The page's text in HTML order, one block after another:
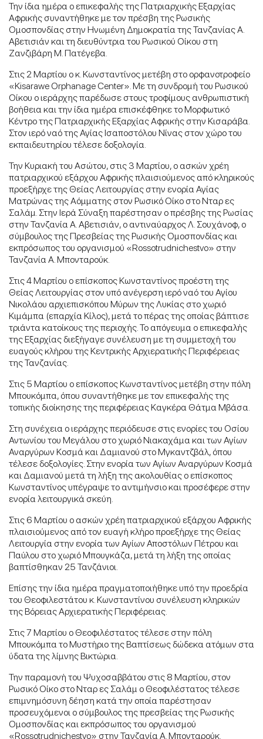
Την ίδια ημέρα ο επικεφαλής της Πατριαρχικής Εξαρχίας
Αφρικής συναντήθηκε με τον πρέσβη της Ρωσικής
Ομοσπονδίας στην Ηνωμένη Δημοκρατία της Τανζανίας Α.
Αβετισιάν και τη διευθύντρια του Ρωσικού Οίκου στη
Ζανζιβάρη Μ. Πατέγεβα.
Στις 2 Μαρτίου ο κ. Κωνσταντίνος μετέβη στο ορφανοτροφείο
«Kisarawe Orphanage Center». Με τη συνδρομή του Ρωσικού
Οίκου ο ιεράρχης παρέδωσε στους τροφίμους ανθρωπιστική
βοήθεια και την ίδια ημέρα επισκέφθηκε το Μορφωτικό
Κέντρο της Πατριαρχικής Εξαρχίας Αφρικής στην Κισαράβα.
Στον ιερό ναό της Αγίας Ισαποστόλου Νίνας στον χώρο του
εκπαιδευτηρίου τέλεσε δοξολογία.
Την Κυριακή του Ασώτου, στις 3 Μαρτίου, ο ασκών χρέη
πατριαρχικού εξάρχου Αφρικής πλαισιούμενος από κληρικούς
προεξήρχε της Θείας Λειτουργίας στην ενορία Αγίας
Ματρώνας της Αόμματης στον Ρωσικό Οίκο στο Νταρ ες
Σαλάμ. Στην Ιερά Σύναξη παρέστησαν ο πρέσβης της Ρωσίας
στην Τανζανία Α. Αβετισιάν, ο αντιναύαρχος Λ. Σουχάνοφ, ο
σύμβουλος της Πρεσβείας της Ρωσικής Ομοσπονδίας και
εκπρόσωπος του οργανισμού «Rossotrudnichestvo» στην
Τανζανία Α. Μπονταρούκ.
Στις 4 Μαρτίου ο επίσκοπος Κωνσταντίνος προέστη της
Θείας Λειτουργίας στον υπό ανέγερση ιερό ναό του Αγίου
Νικολάου αρχιεπισκόπου Μύρων της Λυκίας στο χωριό
Κιμάμπα (επαρχία Κίλος), μετά το πέρας της οποίας βάπτισε
τριάντα κατοίκους της περιοχής. Το απόγευμα ο επικεφαλής
της Εξαρχίας διεξήγαγε συνέλευση με τη συμμετοχή του
ευαγούς κλήρου της Κεντρικής Αρχιερατικής Περιφέρειας
της Τανζανίας.
Στις 5 Μαρτίου ο επίσκοπος Κωνσταντίνος μετέβη στην πόλη
Μπουκόμπα, όπου συναντήθηκε με τον επικεφαλής της
τοπικής διοίκησης της περιφέρειας Καγκέρα Θάτμα Μβάσα.
Στη συνέχεια ο ιεράρχης περιόδευσε στις ενορίες του Οσίου
Αντωνίου του Μεγάλου στο χωριό Νιακαχάμα και των Αγίων
Αναργύρων Κοσμά και Δαμιανού στο Μγκαντζβάλ, όπου
τέλεσε δοξολογίες. Στην ενορία των Αγίων Αναργύρων Κοσμά
και Δαμιανού μετά τη λήξη της ακολουθίας ο επίσκοπος
Κωνσταντίνος υπέγραψε το αντιμήνσιο και προσέφερε στην
ενορία λειτουργικά σκεύη.
Στις 6 Μαρτίου ο ασκών χρέη πατριαρχικού εξάρχου Αφρικής
πλαισιούμενος από τον ευαγή κλήρο προεξήρχε της Θείας
Λειτουργία στην ενορία των Αγίων Αποστόλων Πέτρου και
Παύλου στο χωριό Μπουγκάζα, μετά τη λήξη της οποίας
βαπτίσθηκαν 25 Τανζάνιοι.
Επίσης την ίδια ημέρα πραγματοποιήθηκε υπό την προεδρία
του Θεοφιλεστάτου κ. Κωνσταντίνου συνέλευση κληρικών
της Βόρειας Αρχιερατικής Περιφέρειας.
Στις 7 Μαρτίου ο Θεοφιλέστατος τέλεσε στην πόλη
Μπουκόμπα το Μυστήριο της Βαπτίσεως δώδεκα ατόμων στα
ύδατα της λίμνης Βικτώρια.
Την παραμονή του Ψυχοσαββάτου στις 8 Μαρτίου, στον
Ρωσικό Οίκο στο Νταρ ες Σαλάμ ο Θεοφιλέστατος τέλεσε
επιμνημόσυνη δέηση κατά την οποία παρέστησαν
προσευχόμενοι ο σύμβουλος της πρεσβείας της Ρωσικής
Ομοσπονδίας και εκπρόσωπος του οργανισμού
«Rossotrudnichestvo» στην Τανζανία Α. Μπονταρούκ.